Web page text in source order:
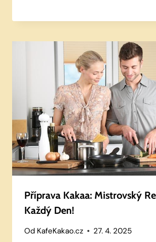
Příprava Kakaa: Mistrovský
Každý Den!
Od KafeKakao.cz 27. 4. 2025